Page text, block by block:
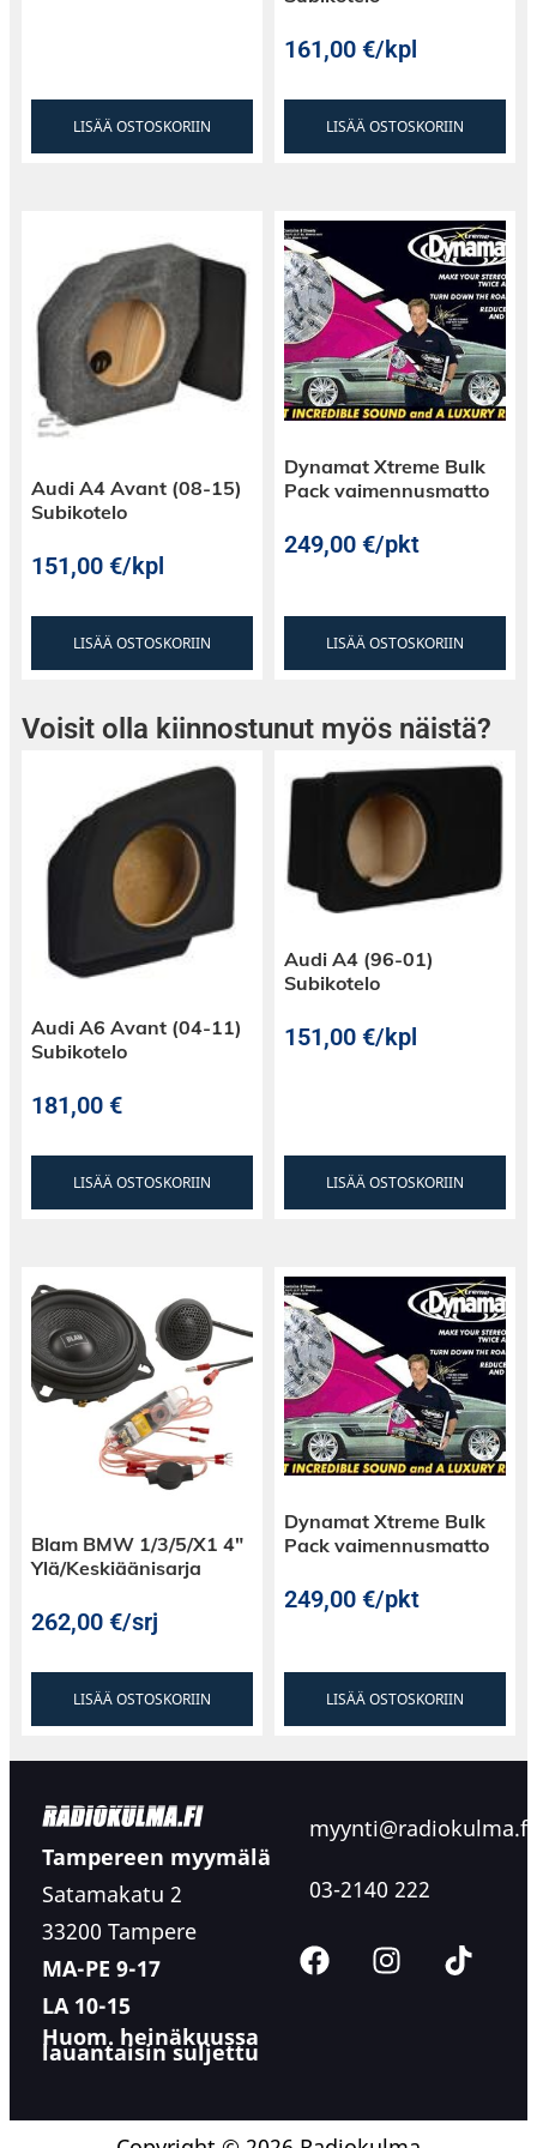
Taajuusvaste: 100 - 20000 Hz
LISÄÄ OSTOSKORIIN
161,00€/kpl
LISÄÄ OSTOSKORIIN
Audi A4 Avant (08-15)
Subikotelo
151,00€/kpl
LISÄÄ OSTOSKORIIN
Dynamat Xtreme Bulk
Pack vaimennusmatto
249,00€/pkt
LISÄÄ OSTOSKORIIN
Voisit olla kiinnostunut myös näistä?
Audi A6 Avant (04-11)
Subikotelo
181,00€
LISÄÄ OSTOSKORIIN
Audi A4 (96-01)
Subikotelo
151,00€/kpl
LISÄÄ OSTOSKORIIN
Blam BMW 1/3/5/X1 4″
Ylä/Keskiäänisarja
262,00€/srj
LISÄÄ OSTOSKORIIN
Dynamat Xtreme Bulk
Pack vaimennusmatto
249,00€/pkt
LISÄÄ OSTOSKORIIN
Tampereen myymälä
Satamakatu 2
33200 Tampere
MA-PE 9-17
LA 10-15
Huom. heinäkuussa
lauantaisin suljettu
myynti@radiokulma.fi
03-2140 222